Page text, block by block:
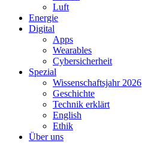
Luft
Energie
Digital
Apps
Wearables
Cybersicherheit
Spezial
Wissenschaftsjahr 2026
Geschichte
Technik erklärt
English
Ethik
Über uns